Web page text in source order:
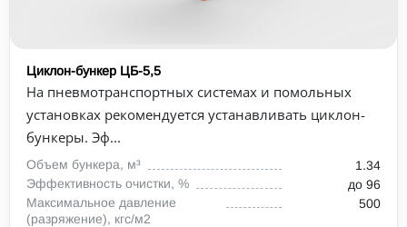
Циклон-бункер ЦБ-5,5
На пневмотранспортных системах и помольных
установках рекомендуется устанавливать циклон-
бункеры. Эф...
Объем бункера, м³
1.34
Эффективность очистки, %
до 96
Максимальное давление
(разряжение), кгс/м2
500